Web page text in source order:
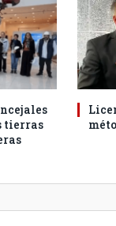
tierras